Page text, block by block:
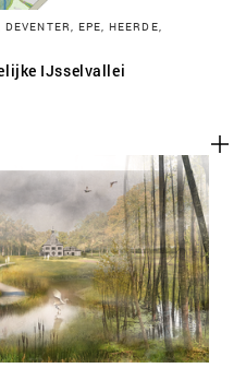
EPE, HEERDE,
IJsselvallei